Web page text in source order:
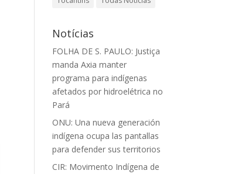
Notícias
FOLHA DE S. PAULO: Justiça
manda Axia manter
programa para indígenas
afetados por hidroelétrica no
Pará
ONU: Una nueva generación
indígena ocupa las pantallas
para defender sus territorios
CIR: Movimento Indígena de